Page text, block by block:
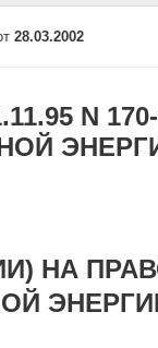
28.03.2002
N
НА